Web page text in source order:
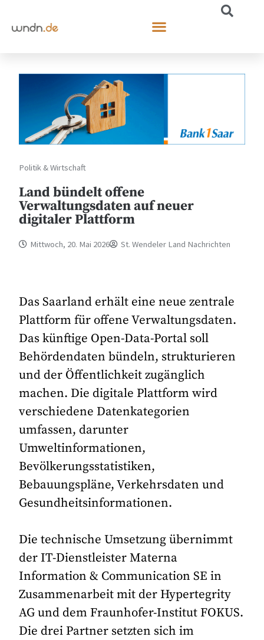
Politik & Wirtschaft
Land bündelt offene
Verwaltungsdaten auf neuer
digitaler Plattform
Mittwoch, 20. Mai 2026 St. Wendeler Land Nachrichten
Das Saarland erhält eine neue zentrale
Plattform für offene Verwaltungsdaten.
Das künftige Open-Data-Portal soll
Behördendaten bündeln, strukturieren
und der Öffentlichkeit zugänglich
machen. Die digitale Plattform wird
verschiedene Datenkategorien
umfassen, darunter
Umweltinformationen,
Bevölkerungsstatistiken,
Bebauungspläne, Verkehrsdaten und
Gesundheitsinformationen.
Die technische Umsetzung übernimmt
der IT-Dienstleister Materna
Information & Communication SE in
Zusammenarbeit mit der Hypertegrity
AG und dem Fraunhofer-Institut FOKUS.
Die drei Partner setzten sich im